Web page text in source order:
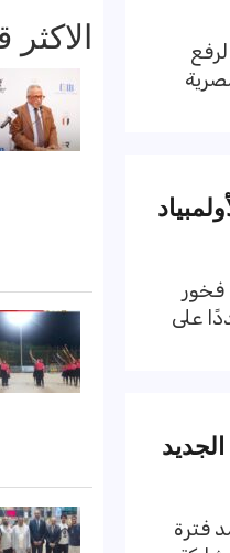
فخور
على
فترة
الاكثر